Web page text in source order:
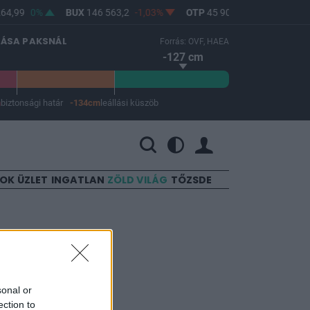
or
to
0% BUX146 563,2 -1,03% OTP45 900
PAKSNÁL Forrás: OVF, HAEA
-127 cm
biztonsági határ -134cm leállási küszöb
ÜZLET INGATLAN ZÖLD VILÁG TŐZSDE